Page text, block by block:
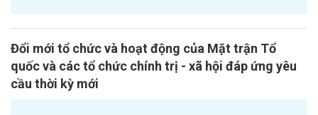
Đổi mới tổ chức và hoạt động của Mặt trận Tổ
quốc và các tổ chức chính trị - xã hội đáp ứng yêu
cầu thời kỳ mới